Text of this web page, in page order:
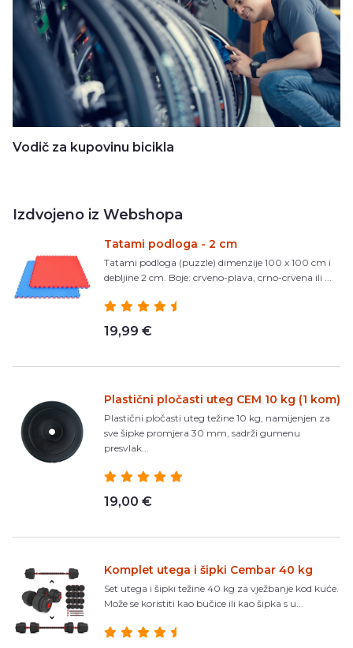
Vodič za kupovinu bicikla
Izdvojeno iz Webshopa
Tatami podloga - 2 cm
Tatami podloga (puzzle) dimenzije 100 x 100 cm i
debljine 2 cm. Boje: crveno-plava, crno-crvena ili ...
19,99 €
Plastični pločasti uteg CEM 10 kg (1 kom)
Plastični pločasti uteg težine 10 kg, namijenjen za
sve šipke promjera 30 mm, sadrži gumenu
presvlak...
19,00 €
Komplet utega i šipki Cembar 40 kg
Set utega i šipki težine 40 kg za vježbanje kod kuće.
Može se koristiti kao bučice ili kao šipka s u...